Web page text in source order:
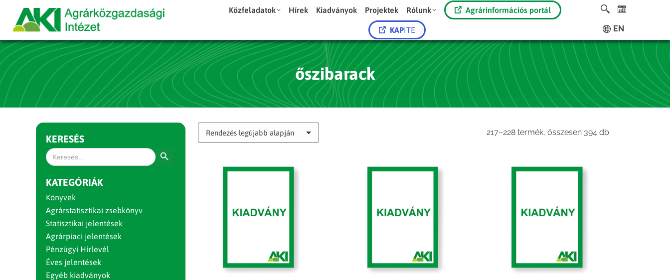
Közfeladatok Hírek Kiadványok Projektek Rólunk Agrárinformációs portál
KAPITE EN
őszibarack
217–228 termék, összesen 394 dbSorted
KERESÉS
Search
for:
KATEGÓRIÁK
Könyvek
Agrárstatisztikai zsebkönyv
Statisztikai jelentések
Agrárpiaci jelentések
Pénzügyi Hírlevél
Éves jelentések
Egyéb kiadványok